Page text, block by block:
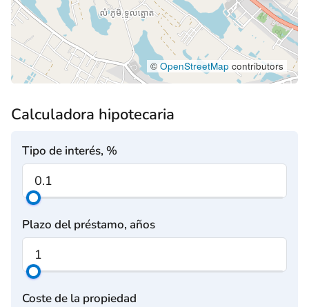
© OpenStreetMap contributors
Calculadora hipotecaria
Tipo de interés, %
Plazo del préstamo, años
Coste de la propiedad